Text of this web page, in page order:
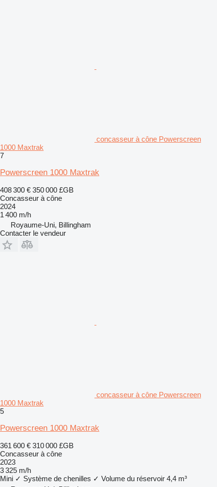
concasseur à cône Powerscreen
1000 Maxtrak
7
Powerscreen 1000 Maxtrak
408 300 € 350 000 £GB
Concasseur à cône
2024
1 400 m/h
Royaume-Uni, Billingham
Contacter le vendeur
concasseur à cône Powerscreen
1000 Maxtrak
5
Powerscreen 1000 Maxtrak
361 600 € 310 000 £GB
Concasseur à cône
2023
3 325 m/h
Mini ✓ Système de chenilles ✓ Volume du réservoir 4,4 m³